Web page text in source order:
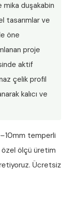
mika duşakabin
tasarımlar ve
öne
proje
aktif
çelik profil
kalıcı ve
temperli
ölçü üretim
Ücretsiz